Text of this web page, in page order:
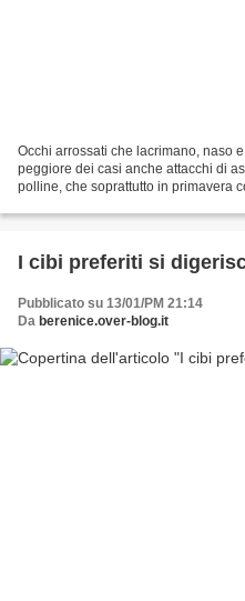
Occhi arrossati che lacrimano, naso
peggiore dei casi anche attacchi di
polline, che soprattutto in primavera
I cibi preferiti si
Pubblicato su 13/01/PM 21:14
Da berenice.over-blog.it